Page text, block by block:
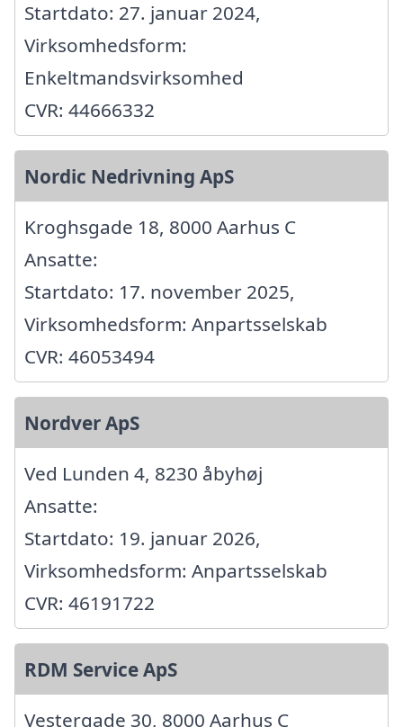
Startdato: 27. januar 2024,
Virksomhedsform:
Enkeltmandsvirksomhed
CVR: 44666332
Nordic Nedrivning ApS
Kroghsgade 18, 8000 Aarhus C
Ansatte:
Startdato: 17. november 2025,
Virksomhedsform: Anpartsselskab
CVR: 46053494
Nordver ApS
Ved Lunden 4, 8230 åbyhøj
Ansatte:
Startdato: 19. januar 2026,
Virksomhedsform: Anpartsselskab
CVR: 46191722
RDM Service ApS
Vestergade 30, 8000 Aarhus C